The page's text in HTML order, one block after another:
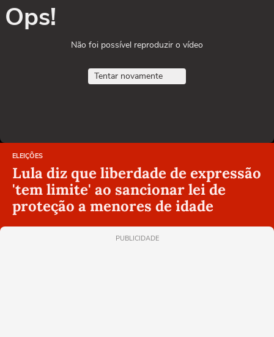
Ops!
Não foi possível reproduzir o vídeo
Tentar novamente
ELEIÇÕES
Lula diz que liberdade de expressão
'tem limite' ao sancionar lei de
proteção a menores de idade
PUBLICIDADE